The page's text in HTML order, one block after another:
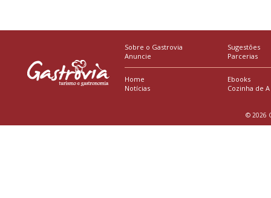
Sobre o Gastrovia
Anuncie
Sugestões
Parcerias
Home
Notícias
Ebooks
Cozinha de A
© 2026